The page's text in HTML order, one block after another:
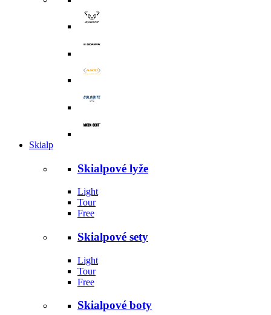
Skialp
Skialpové lyže
Light
Tour
Free
Skialpové sety
Light
Tour
Free
Skialpové boty